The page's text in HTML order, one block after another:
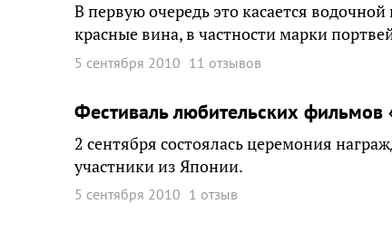
В первую очередь это касается
красные вина, в частности марки
5 сентября 2010 11 отзывов
Фестиваль любительских фильмов
2 сентября состоялась церемония
участники из Японии.
5 сентября 2010 1 отзыв